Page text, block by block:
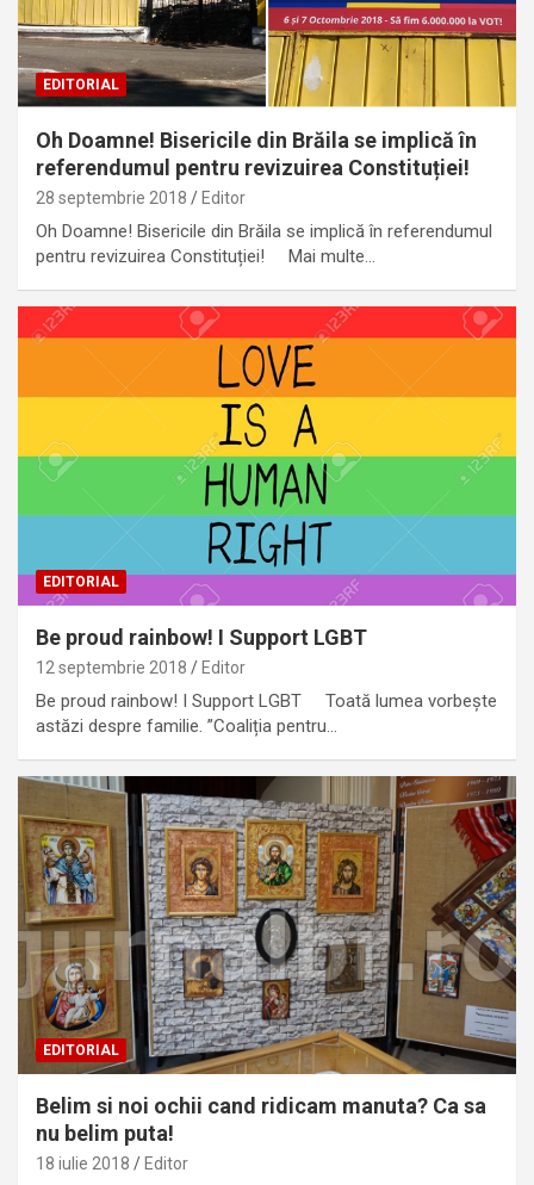
EDITORIAL
Oh Doamne! Bisericile din Brăila se implică în
referendumul pentru revizuirea Constituției!
28 septembrie 2018 Editor
Oh Doamne! Bisericile din Brăila se implică în referendumul
pentru revizuirea Constituției! Mai multe…
EDITORIAL
Be proud rainbow! I Support LGBT
12 septembrie 2018 Editor
Be proud rainbow! I Support LGBT Toată lumea vorbește
astăzi despre familie. ”Coaliția pentru…
EDITORIAL
Belim si noi ochii cand ridicam manuta? Ca sa
nu belim puta!
18 iulie 2018 Editor